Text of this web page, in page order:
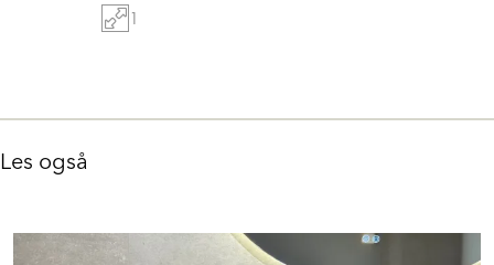
1
Les også